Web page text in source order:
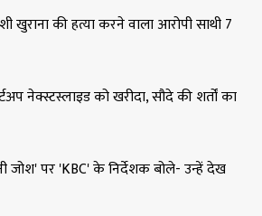
खुराना की हत्या करने वाला आरोपी साथी 7
नेक्स्टस्लाइड को खरीदा, सौदे की शर्तों का
जोश' पर 'KBC' के निर्देशक बोले- उन्हें देख